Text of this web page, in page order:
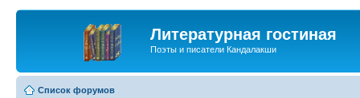
Литературная гостиная
Поэты и писатели Кандалакши
Список форумов